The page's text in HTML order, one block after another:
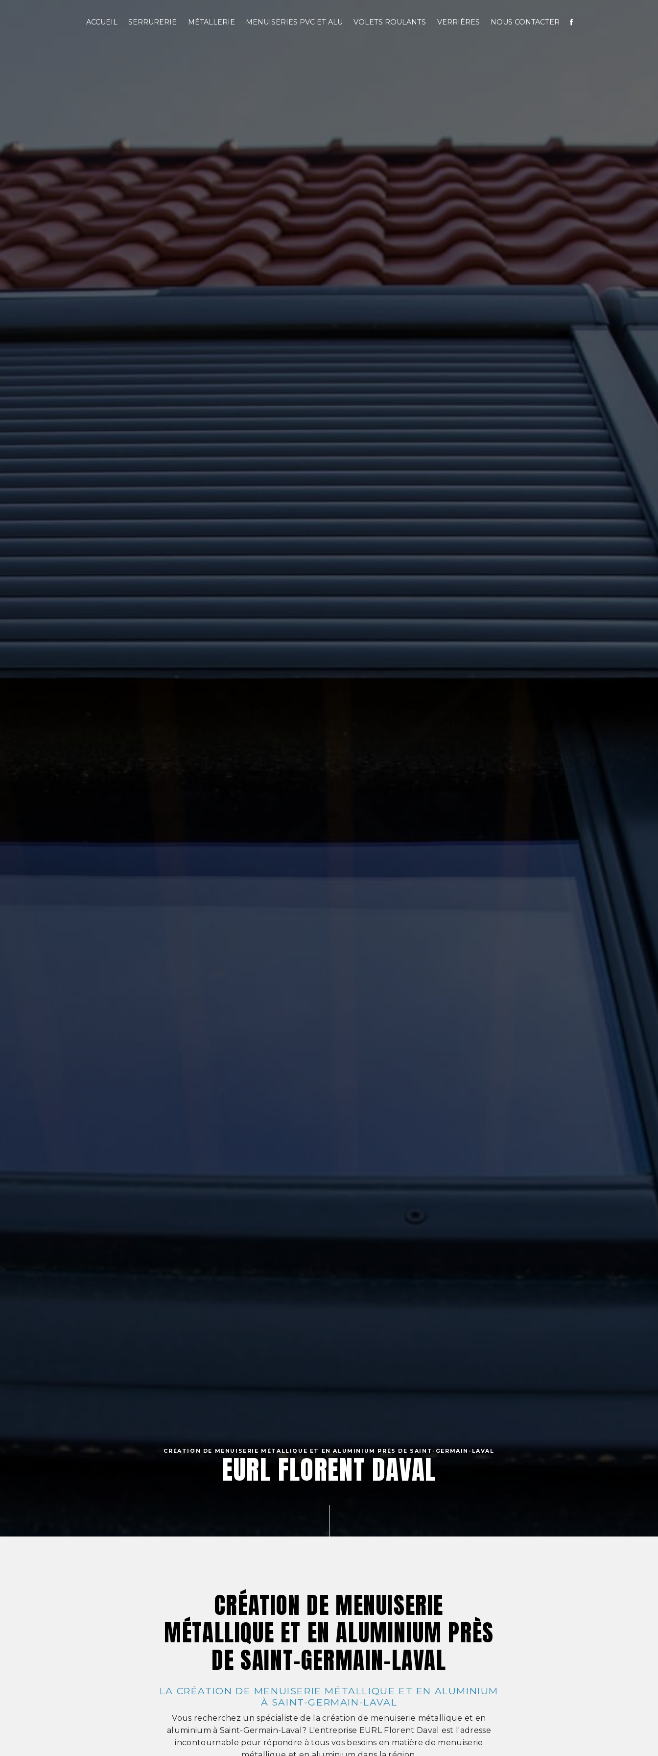
ACCUEIL SERRURERIE MÉTALLERIE MENUISERIES PVC ET ALU VOLETS ROULANTS VERRIÈRES NOUS CONTACTER
CRÉATION DE MENUISERIE MÉTALLIQUE ET EN ALUMINIUM PRÈS DE SAINT-GERMAIN-LAVAL
EURL FLORENT DAVAL
CRÉATION DE MENUISERIE
MÉTALLIQUE ET EN ALUMINIUM PRÈS
DE SAINT-GERMAIN-LAVAL
LA CRÉATION DE MENUISERIE MÉTALLIQUE ET EN ALUMINIUM
À SAINT-GERMAIN-LAVAL
Vous recherchez un spécialiste de la création de menuiserie métallique et en
aluminium à Saint-Germain-Laval? L'entreprise EURL Florent Daval est l'adresse
incontournable pour répondre à tous vos besoins en matière de menuiserie